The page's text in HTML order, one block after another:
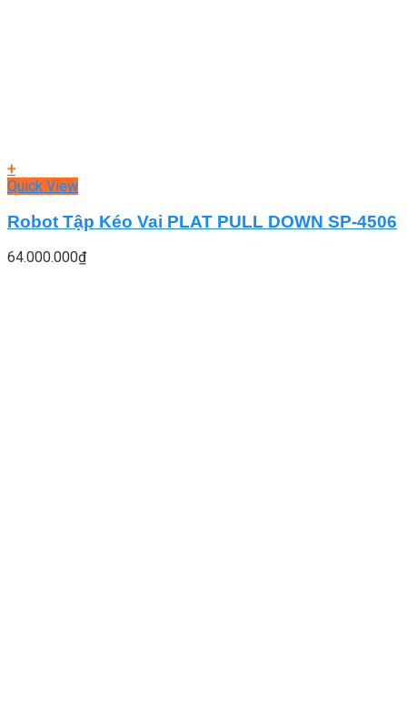
+
Quick View
Robot Tập Kéo Vai PLAT PULL DOWN SP-4506
64.000.000₫